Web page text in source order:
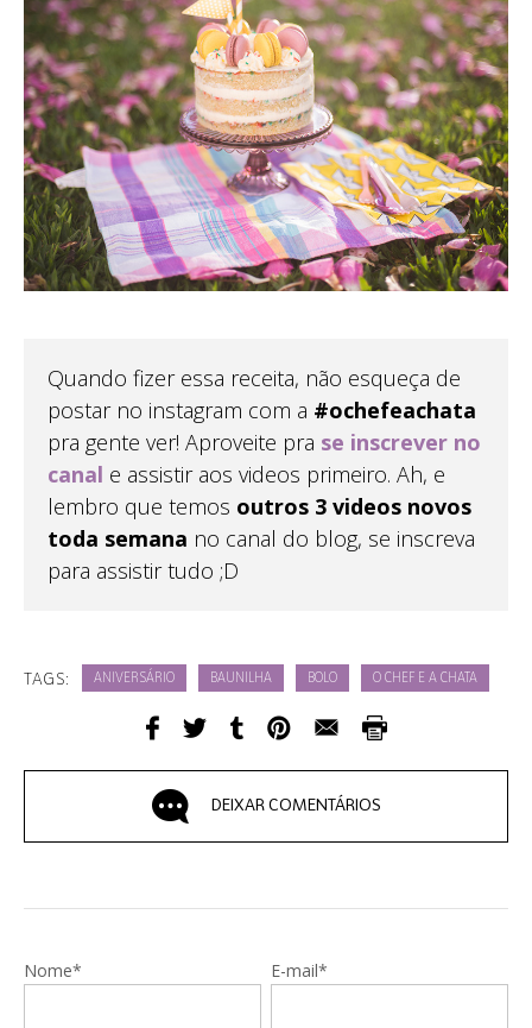
Quando fizer essa receita, não esqueça de
postar no instagram com a #ochefeachata
pra gente ver! Aproveite pra se inscrever no
canal e assistir aos videos primeiro. Ah, e
lembro que temos outros 3 videos novos
toda semana no canal do blog, se inscreva
para assistir tudo ;D
TAGS: ANIVERSÁRIO BAUNILHA BOLO O CHEF E A CHATA
DEIXAR COMENTÁRIOS
Nome* E-mail*